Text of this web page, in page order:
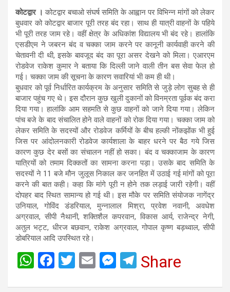
at
s
A
p
p
ce
b
o
o
k
tt
er
ail se
n
g
er
e
gr
a
m
कोटद्वार । कोटद्वार बचाओ संघर्ष समिति के आह्वान पर विभिन्न मांगों को लेकर
बुधवार को कोटद्वार बाजार पूरी तरह बंद रहा। साथ ही यात्री वाहनों के पहिये
भी पूरी तरह जाम रहे। वहीं क्षेत्र के अधिकांश विद्यालय भी बंद रहे। हालांकि
एसडीएम ने जबरन बंद व चक्का जाम करने पर कानूनी कार्यवाही करने की
चेतावनी दी थी, इसके बावजूद बंद का पूरा असर देखने को मिला। एआरएम
रोडवेज राकेश कुमार ने बताया कि दिल्ली जाने वाली तीन बस सेवा फेल हो
गई। चक्का जाम की सूचना के कारण सवारियां भी कम ही थी।
बुधवार को पूर्व निर्धारित कार्यक्रम के अनुसार समिति से जुड़े लोग सुबह से ही
बाजार पहुंच गए थे। इस दौरान कुछ खुली दुकानों को विनम्रता पूर्वक बंद करा
दिया गया। हालांकि आम सहमति से कुछ वाहनों को जाने दिया गया। लेकिन
पांच बजे के बाद संचालित होने वाले वाहनों को रोक दिया गया। चक्का जाम को
लेकर समिति के सदस्यों और रोडवेज कर्मियों के बीच हल्की नोंकझोंक भी हुई
जिस पर आंदोलनकारी रोडवेज कार्यशाला के बाहर धरने पर बैठ गये जिस
कारण कुछ देर बसों का संचालन नहीं हो सका। बंद व चक्काजाम के कारण
यात्रियों को तमाम दिक्कतों का सामना करना पड़ा। उसके बाद समिति के
सदस्यों ने 11 बजे मौन जुलूस निकाल कर जनहित में उठाई गई मांगों को पूरा
करने की बात कही। कहा कि मांगे पूरी न होने तक लड़ाई जारी रहेगी। वहीं
दोपहर बाद स्थित सामान्य हो गई थी। इस मौके पर समिति संयोजक नागेंद्र
उनियाल, गोविंद डंडरियाल, मुन्नालाल मिश्रा, प्रवेश नवानी, अवधेश
अग्रवाल, सीपी नैथानी, शक्तिशैल कपरवान, विकास आर्य, राजेन्द्र नेगी,
अतुल भट्ट, धीरज बछवान, राकेश अग्रवाल, गोपाल कृष्ण बड़थ्वाल, सीपी
डोबरियाल आदि उपस्थित रहे।
W
F
T
E
M T
Share